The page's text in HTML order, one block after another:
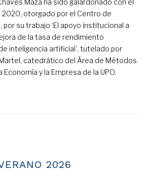
2020, otorgado por el Centro de
su trabajo ‘El apoyo institucional a
de la tasa de rendimiento
inteligencia artificial’, tutelado por
Martel, catedrático del Área de Métodos
y la Empresa de la UPO.
2026